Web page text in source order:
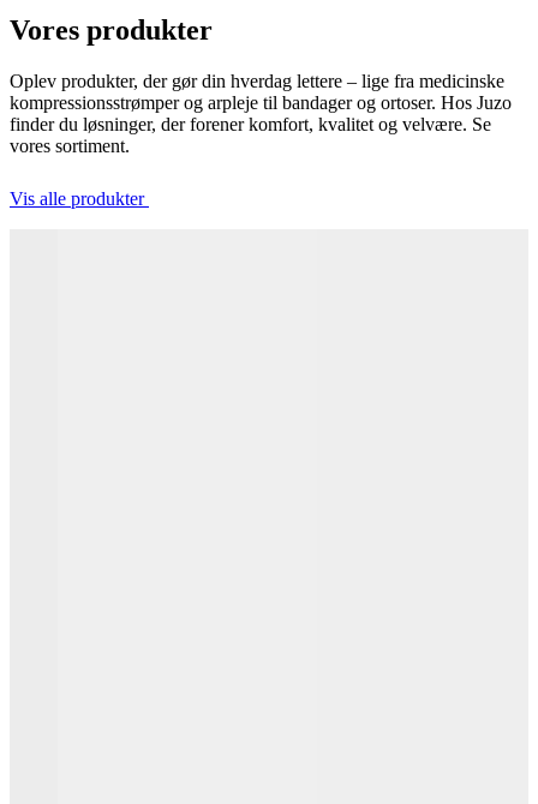
Vores produkter
Oplev produkter, der gør din hverdag lettere – lige fra medicinske
kompressionsstrømper og arpleje til bandager og ortoser. Hos Juzo
finder du løsninger, der forener komfort, kvalitet og velvære. Se
vores sortiment.
Vis alle produkter